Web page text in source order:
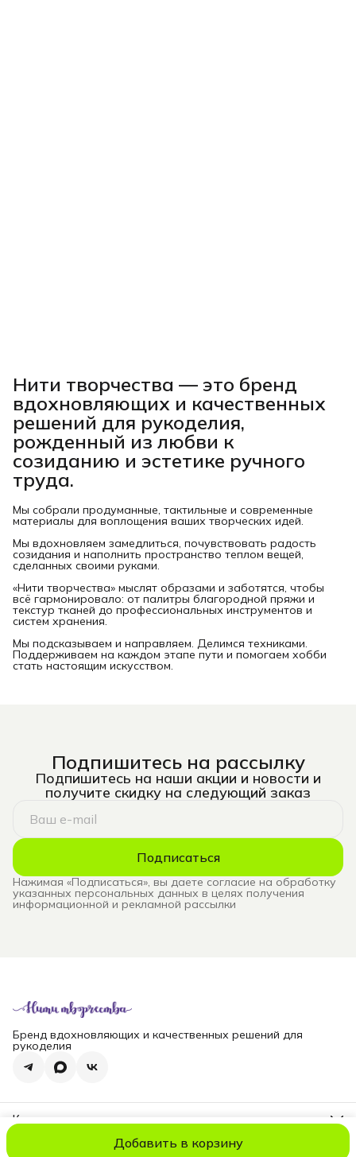
Добавить в корзину
Нити творчества — это бренд
вдохновляющих и качественных
решений для рукоделия,
рожденный из любви к
созиданию и эстетике ручного
труда.
Мы собрали продуманные, тактильные и современные
материалы для воплощения ваших творческих идей.
Мы вдохновляем замедлиться, почувствовать радость
созидания и наполнить пространство теплом вещей,
сделанных своими руками.
«Нити творчества» мыслят образами и заботятся, чтобы
всё гармонировало: от палитры благородной пряжи и
текстур тканей до профессиональных инструментов и
систем хранения.
Мы подсказываем и направляем. Делимся техниками.
Поддерживаем на каждом этапе пути и помогаем хобби
стать настоящим искусством.
Подпишитесь на рассылку
Подпишитесь на наши акции и новости и
получите скидку на следующий заказ
Подписаться
Нажимая «Подписаться», вы даете согласие на обработку
указанных персональных данных в целях получения
информационной и рекламной рассылки
Бренд вдохновляющих и качественных решений для
рукоделия
Контакты